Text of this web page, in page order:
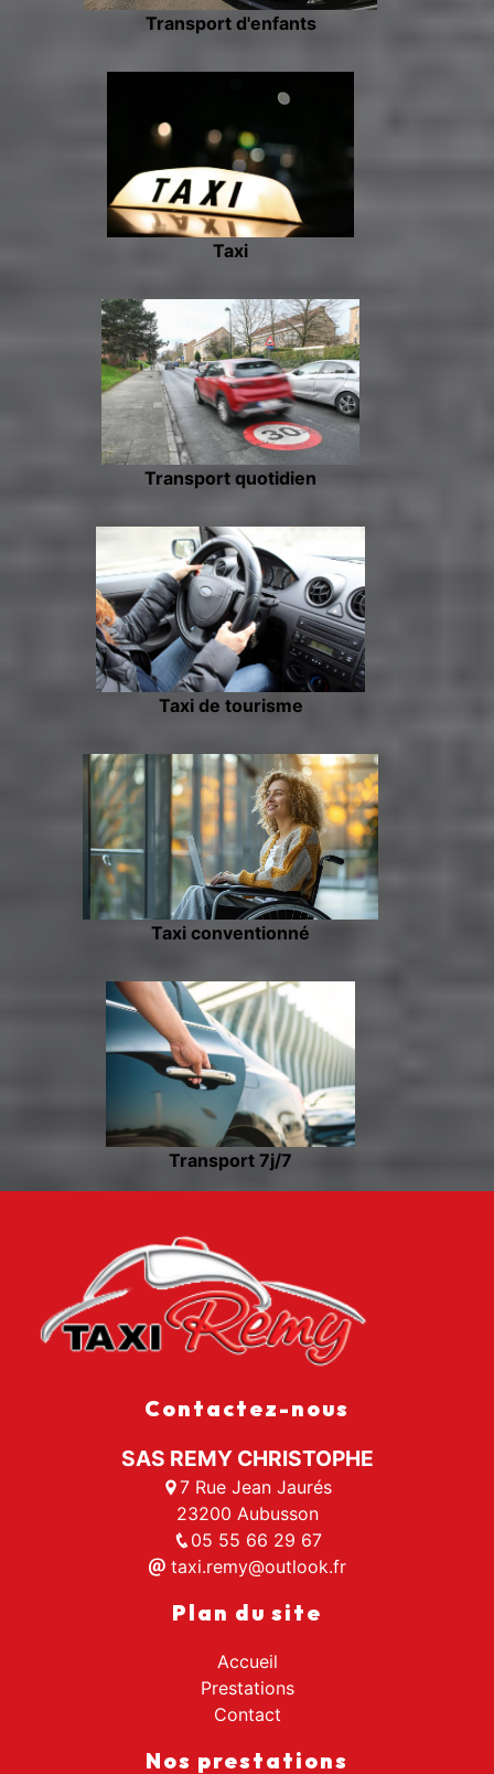
Transport d'enfants
Taxi
Transport quotidien
Taxi de tourisme
Taxi conventionné
Transport 7j/7
Contactez-nous
SAS REMY CHRISTOPHE
7 Rue Jean Jaurés
23200 Aubusson
05 55 66 29 67
taxi.remy@outlook.fr
Plan du site
Accueil
Prestations
Contact
Nos prestations